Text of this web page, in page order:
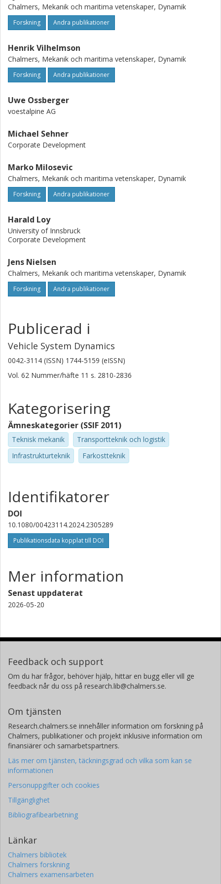
Chalmers, Mekanik och maritima vetenskaper, Dynamik
Forskning Andra publikationer
Henrik Vilhelmson
Chalmers, Mekanik och maritima vetenskaper, Dynamik
Forskning Andra publikationer
Uwe Ossberger
voestalpine AG
Michael Sehner
Corporate Development
Marko Milosevic
Chalmers, Mekanik och maritima vetenskaper, Dynamik
Forskning Andra publikationer
Harald Loy
University of Innsbruck
Corporate Development
Jens Nielsen
Chalmers, Mekanik och maritima vetenskaper, Dynamik
Forskning Andra publikationer
Publicerad i
Vehicle System Dynamics
0042-3114 (ISSN) 1744-5159 (eISSN)
Vol. 62 Nummer/häfte 11 s. 2810-2836
Kategorisering
Ämneskategorier (SSIF 2011)
Teknisk mekanik
Transportteknik och logistik
Infrastrukturteknik
Farkostteknik
Identifikatorer
DOI
10.1080/00423114.2024.2305289
Publikationsdata kopplat till DOI
Mer information
Senast uppdaterat
2026-05-20
Feedback och support
Om du har frågor, behöver hjälp, hittar en bugg eller vill ge
feedback når du oss på research.lib@chalmers.se.
Om tjänsten
Research.chalmers.se innehåller information om forskning på
Chalmers, publikationer och projekt inklusive information om
finansiärer och samarbetspartners.
Läs mer om tjänsten, täckningsgrad och vilka som kan se
informationen
Personuppgifter och cookies
Tillgänglighet
Bibliografibearbetning
Länkar
Chalmers bibliotek
Chalmers forskning
Chalmers examensarbeten